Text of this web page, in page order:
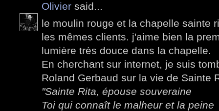
Olivier said...
le moulin rouge et la chapelle sainte
les mêmes clients. j'aime bien la
lumière très douce dans la chapelle.
En cherchant sur internet, je suis
Roland Gerbaud sur la vie de Sainte
"Sainte Rita, épouse souveraine
Toi qui connaît le malheur et la peine